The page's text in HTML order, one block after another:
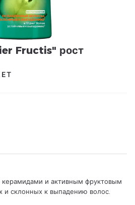
Fructis" рост
и активным фруктовым
и склонных к выпадению волос.